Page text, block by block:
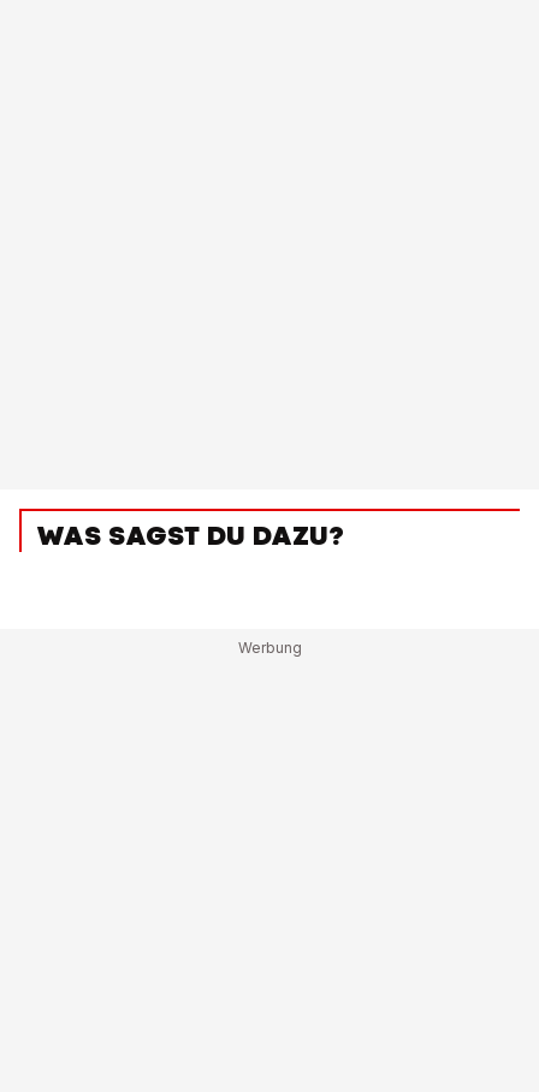
WAS SAGST DU DAZU?